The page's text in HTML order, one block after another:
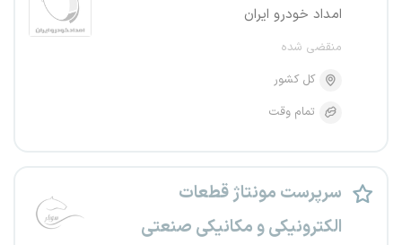
امداد خودرو ایران
منقضی شده
کل کشور
تمام وقت
سرپرست مونتاژ قطعات
الکترونیکی و مکانیکی صنعتی